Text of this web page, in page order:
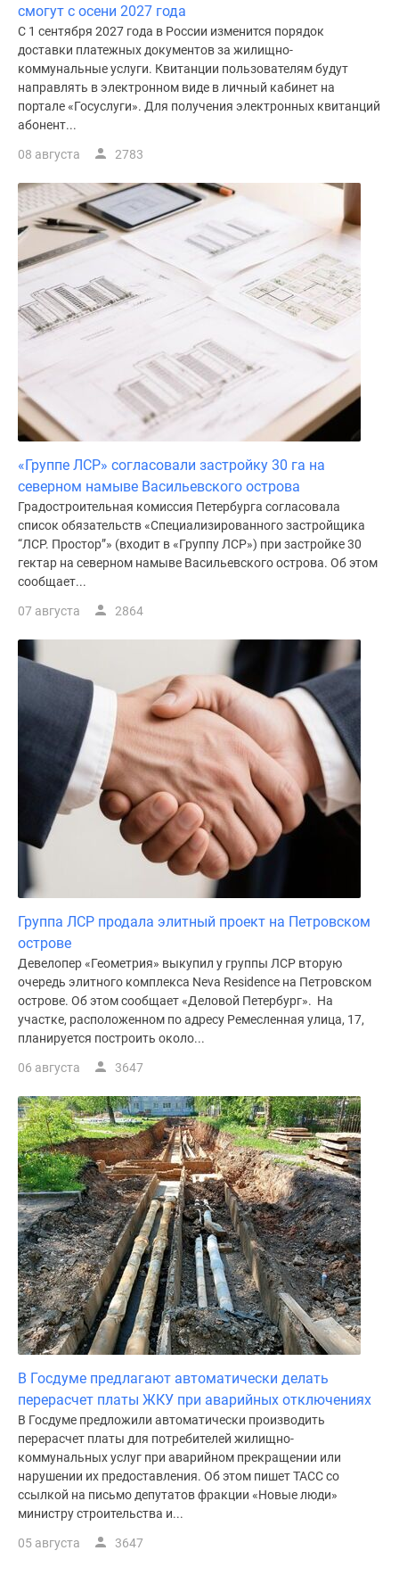
смогут с осени 2027 года
С 1 сентября 2027 года в России изменится порядок
доставки платежных документов за жилищно-
коммунальные услуги. Квитанции пользователям будут
направлять в электронном виде в личный кабинет на
портале «Госуслуги». Для получения электронных квитанций
абонент...
08 августа 2783
«Группе ЛСР» согласовали застройку 30 га на
северном намыве Васильевского острова
Градостроительная комиссия Петербурга согласовала
список обязательств «Специализированного застройщика
“ЛСР. Простор”» (входит в «Группу ЛСР») при застройке 30
гектар на северном намыве Васильевского острова. Об этом
сообщает...
07 августа 2864
Группа ЛСР продала элитный проект на Петровском
острове
Девелопер «Геометрия» выкупил у группы ЛСР вторую
очередь элитного комплекса Neva Residence на Петровском
острове. Об этом сообщает «Деловой Петербург». На
участке, расположенном по адресу Ремесленная улица, 17,
планируется построить около...
06 августа 3647
В Госдуме предлагают автоматически делать
перерасчет платы ЖКУ при аварийных отключениях
В Госдуме предложили автоматически производить
перерасчет платы для потребителей жилищно-
коммунальных услуг при аварийном прекращении или
нарушении их предоставления. Об этом пишет ТАСС со
ссылкой на письмо депутатов фракции «Новые люди»
министру строительства и...
05 августа 3647